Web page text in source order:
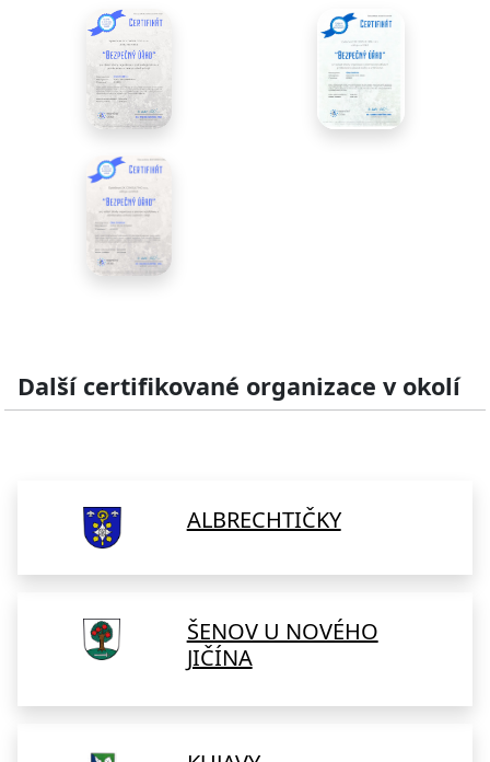
Další certifikované organizace v okolí
ALBRECHTIČKY
ŠENOV U NOVÉHO
JIČÍNA